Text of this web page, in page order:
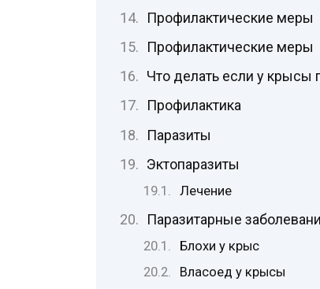
Профилактические меры
Профилактические меры
Что делать если у крысы
Профилактика
Паразиты
Эктопаразиты
Лечение
Паразитарные
Блохи у крыс
Власоед у крысы